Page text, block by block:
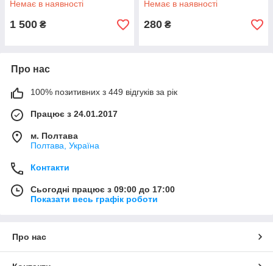
Немає в наявності
1 500 ₴
Немає в наявності
280 ₴
Про нас
100% позитивних з 449 відгуків за рік
Працює з 24.01.2017
м. Полтава
Полтава, Україна
Контакти
Сьогодні працює з 09:00 до 17:00
Показати весь графік роботи
Про нас